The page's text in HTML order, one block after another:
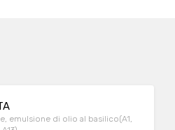
emulsione di olio al basilico(A1,